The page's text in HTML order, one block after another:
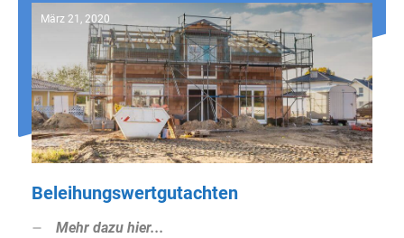
März 21, 2020
Beleihungswertgutachten
Mehr dazu hier...